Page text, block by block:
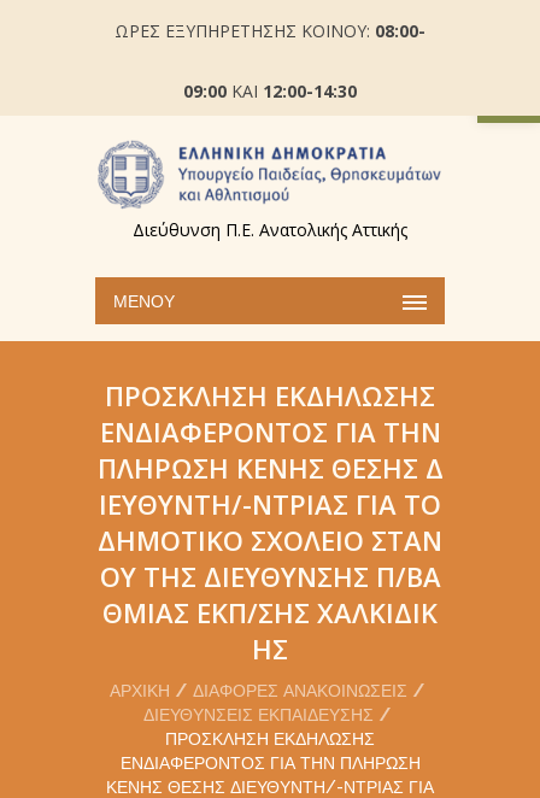
ΩΡΕΣ ΕΞΥΠΗΡΕΤΗΣΗΣ ΚΟΙΝΟΥ: 08:00-
09:00 ΚΑΙ 12:00-14:30
Διεύθυνση Π.Ε. Ανατολικής Αττικής
ΜΕΝΟΎ
ΠΡΌΣΚΛΗΣΗ ΕΚΔΉΛΩΣΗΣ
ΕΝΔΙΑΦΈΡΟΝΤΟΣ ΓΙΑ ΤΗΝ
ΠΛΉΡΩΣΗ ΚΕΝΉΣ ΘΈΣΗΣ Δ
ΙΕΥΘΥΝΤΉ/-ΝΤΡΙΑΣ ΓΙΑ ΤΟ
ΔΗΜΟΤΙΚΌ ΣΧΟΛΕΊΟ ΣΤΑΝ
ΟΎ ΤΗΣ ΔΙΕΎΘΥΝΣΗΣ Π/ΒΆ
ΘΜΙΑΣ ΕΚΠ/ΣΗΣ ΧΑΛΚΙΔΙΚ
ΉΣ
ΑΡΧΙΚΉ
ΔΙΆΦΟΡΕΣ ΑΝΑΚΟΙΝΏΣΕΙΣ
ΔΙΕΥΘΎΝΣΕΙΣ ΕΚΠΑΊΔΕΥΣΗΣ
ΠΡΌΣΚΛΗΣΗ ΕΚΔΉΛΩΣΗΣ
ΕΝΔΙΑΦΈΡΟΝΤΟΣ ΓΙΑ ΤΗΝ ΠΛΉΡΩΣΗ
ΚΕΝΉΣ ΘΈΣΗΣ ΔΙΕΥΘΥΝΤΉ/-ΝΤΡΙΑΣ ΓΙΑ